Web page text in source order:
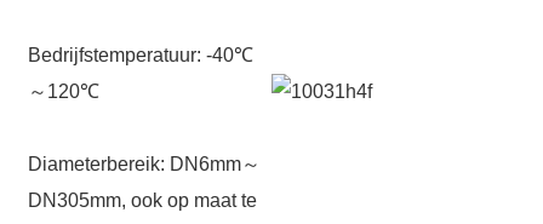
Bedrijfstemperatuur: -40℃
～120℃
Diameterbereik: DN6mm～
DN305mm, ook op maat te